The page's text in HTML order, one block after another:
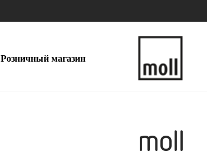
Розничный магазин
moll